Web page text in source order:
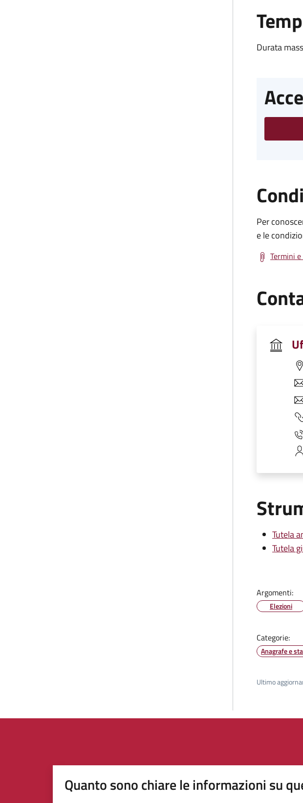
Durata
Per
e le
Termini
Tutela
Tutela
Argomenti:
Elezioni
Categorie:
Anagrafe e
Ultimo
Quanto sono chiare le informazioni su